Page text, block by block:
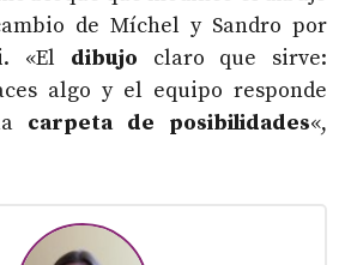
de Míchel y Sandro por
«El dibujo claro que sirve:
algo y el equipo responde
carpeta de posibilidades«,